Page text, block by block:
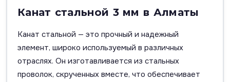
Канат стальной 3 мм в Алматы
Канат стальной — это прочный и надежный
элемент, широко используемый в различных
отраслях. Он изготавливается из стальных
проволок, скрученных вместе, что обеспечивает